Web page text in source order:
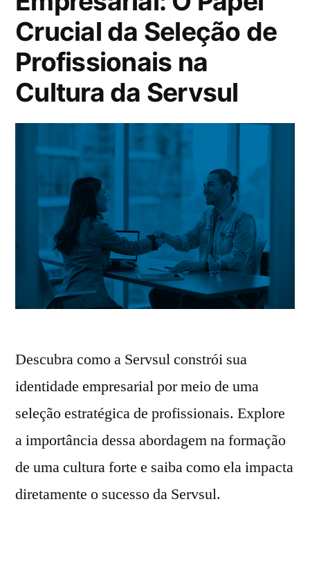
Crucial da Seleção de
Profissionais na
Cultura da Servsul
Descubra como a Servsul constrói sua
identidade empresarial por meio de uma
seleção estratégica de profissionais. Explore
a importância dessa abordagem na formação
de uma cultura forte e saiba como ela impacta
diretamente o sucesso da Servsul.